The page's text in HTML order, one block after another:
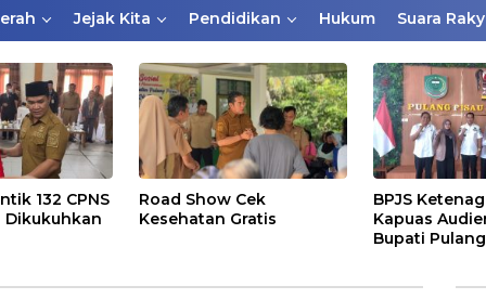
Jejak Kita Pendidikan Hukum Suara
132 CPNS
Dikukuhkan
Road Show Cek
Kesehatan Gratis
BPJS
Kapuas
Bupati